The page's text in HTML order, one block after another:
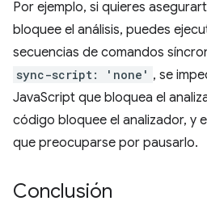
Por ejemplo, si quieres
bloquee el análisis, puedes
secuencias de comandos
sync-script: 'none' , se
JavaScript que bloquea el
código bloquee el analizador, y
que preocuparse por pausarlo.
Conclusión